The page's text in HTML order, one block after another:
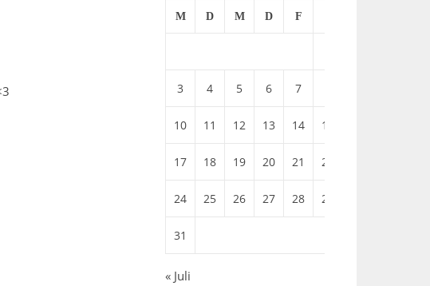
M D M D F
3 4 5 6 7
10 11 12 13 14 15
17 18 19 20 21 22
24 25 26 27 28 29
31
« Juli